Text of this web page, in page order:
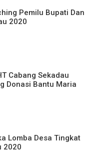
Pemilu Bupati Dan
2020
Cabang Sekadau
Donasi Bantu Maria
Lomba Desa Tingkat
2020